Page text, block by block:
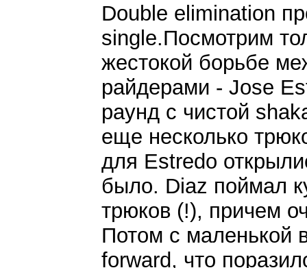
Double elimination
single.Посмотрим
жестокой борьбе
райдерами - Jose
раунд с чистой
еще несколько
для Estredo
было. Diaz поймал
трюков (!), причем
Потом с маленькой
forward, что